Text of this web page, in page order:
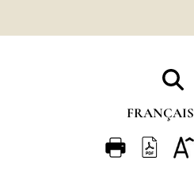
FRANÇAIS
FRANÇAIS